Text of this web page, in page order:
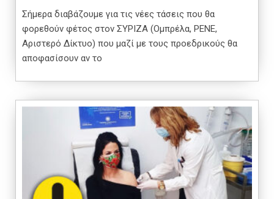
Σήμερα διαβάζουμε για τις νέες τάσεις που θα
φορεθούν φέτος στον ΣΥΡΙΖΑ (Ομπρέλα, ΡΕΝΕ,
Αριστερό Δίκτυο) που μαζί με τους προεδρικούς θα
αποφασίσουν αν το